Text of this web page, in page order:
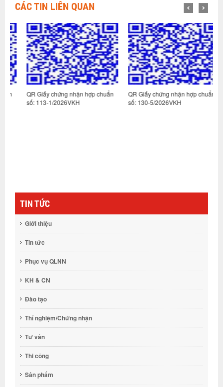
CÁC TIN LIÊN QUAN
QR Giấy chứng nhận hợp chuẩn
số: 113-1/2026VKH
QR Giấy chứng nhận hợp chuẩn
số: 130-5/2026VKH
TIN TỨC
Giới thiệu
Tin tức
Phục vụ QLNN
KH & CN
Đào tạo
Thí nghiệm/Chứng nhận
Tư vấn
Thi công
Sản phẩm